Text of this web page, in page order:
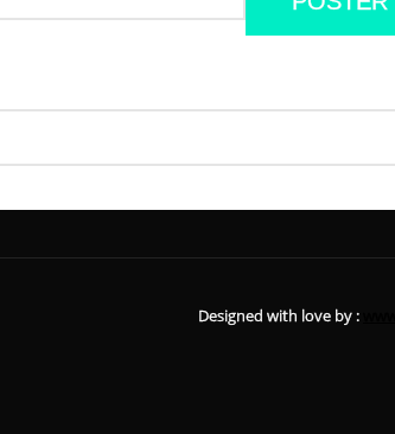
Designed with love by :